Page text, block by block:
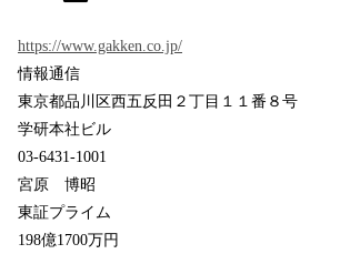
https://www.gakken.co.jp/
情報通信
東京都品川区西五反田２丁目１１番８号
学研本社ビル
03-6431-1001
宮原 博昭
東証プライム
198億1700万円